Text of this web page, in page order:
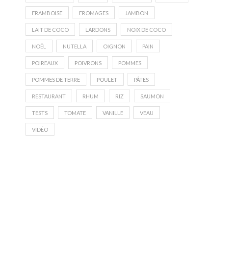
FRAMBOISE FROMAGES JAMBON
LAIT DE COCO LARDONS NOIX DE COCO
NOËL NUTELLA OIGNON PAIN
POIREAUX POIVRONS POMMES
POMMES DE TERRE POULET PÂTES
RESTAURANT RHUM RIZ SAUMON
TESTS TOMATE VANILLE VEAU
VIDÉO